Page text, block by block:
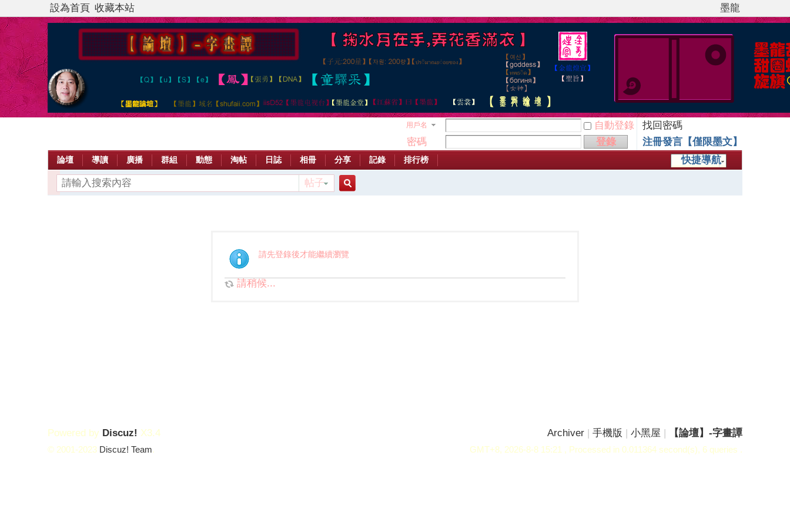
設為首頁 收藏本站 墨龍
用戶名 自動登錄
找回密碼
密碼
登錄
注冊發言【僅限墨文】
快捷導航
論壇 導讀 廣播 群組 動態 淘帖 日誌 相冊 分享 記錄 排行榜
帖子
索
請先登錄後才能繼續瀏覽
請稍候...
Archiver | 手機版 | 小黑屋 | 【論壇】-字畫譚
GMT+8, 2026-8-8 15:21 , Processed in 0.011364 second(s), 6 queries .
Powered by Discuz! X3.4
© 2001-2023 Discuz! Team.